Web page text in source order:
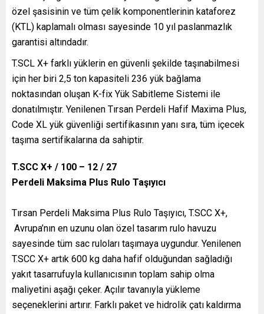
özel şasisinin ve tüm çelik komponentlerinin kataforez
(KTL) kaplamalı olması sayesinde 10 yıl paslanmazlık
garantisi altındadır.
T.SCL X+ farklı yüklerin en güvenli şekilde taşınabilmesi
için her biri 2,5 ton kapasiteli 236 yük bağlama
noktasından oluşan K-fix Yük Sabitleme Sistemi ile
donatılmıştır. Yenilenen Tırsan Perdeli Hafif Maxima Plus,
Code XL yük güvenliği sertifikasının yanı sıra, tüm içecek
taşıma sertifikalarına da sahiptir.
T.SCC X+ / 100 – 12 / 27
Perdeli Maksima Plus Rulo Taşıyıcı
Tırsan Perdeli Maksima Plus Rulo Taşıyıcı, T.SCC X+,
Avrupa’nın en uzunu olan özel tasarım rulo havuzu
sayesinde tüm sac ruloları taşımaya uygundur. Yenilenen
T.SCC X+ artık 600 kg daha hafif olduğundan sağladığı
yakıt tasarrufuyla kullanıcısının toplam sahip olma
maliyetini aşağı çeker. Açılır tavanıyla yükleme
seçeneklerini artırır. Farklı paket ve hidrolik çatı kaldırma